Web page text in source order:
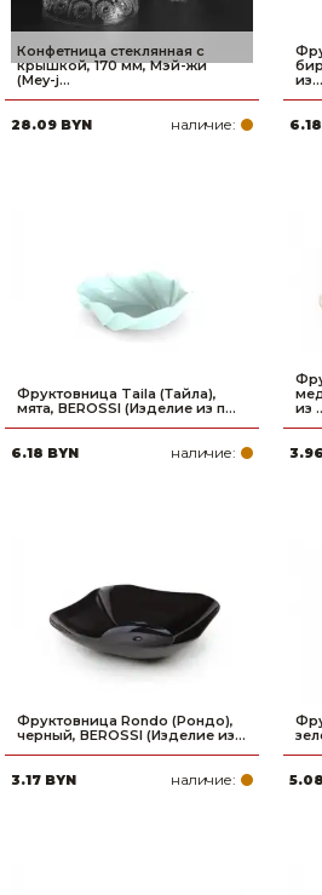
Конфетница стеклянная с
крышкой, 170 мм, Мэй-жи
(Mey-j...
28.09 BYN наличие:
из...
Фруктовница Taila (Тайла),
мята, BEROSSI (Изделие из п...
6.18 BYN наличие:
из
Фруктовница Rondo (Рондо),
черный, BEROSSI (Изделие из...
3.17 BYN наличие: